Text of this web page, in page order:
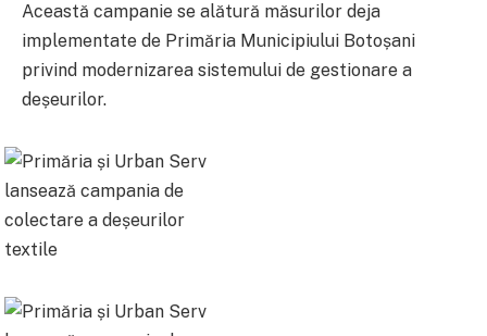
Această campanie se alătură măsurilor deja
implementate de Primăria Municipiului Botoșani
privind modernizarea sistemului de gestionare a
deșeurilor.